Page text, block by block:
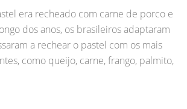
era recheado com carne de porco e
dos anos, os brasileiros adaptaram
a rechear o pastel com os mais
como queijo, carne, frango, palmito,